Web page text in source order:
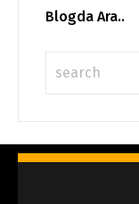
Blogda Ara..